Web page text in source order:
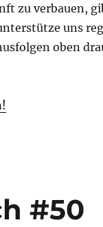
zu verbauen,
uns
oben
#50